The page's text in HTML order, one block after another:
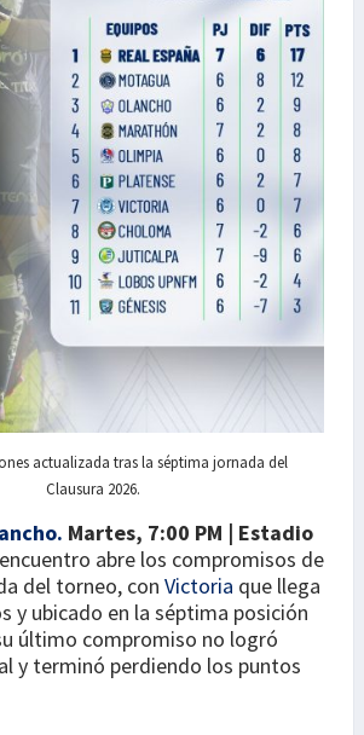
actualizada tras la séptima jornada del
Clausura 2026.
Martes, 7:00 PM | Estadio
abre los compromisos de
del torneo, con Victoria que llega
y ubicado en la séptima posición
último compromiso no logró
y terminó perdiendo los puntos